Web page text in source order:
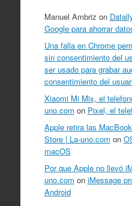
Manuel Ambriz on
Google para ahorrar
Una falla en Chrome
sin consentimiento del
ser usado para grabar
consentimiento del
Xiaomi Mi Mix, el
uno.com on Pixel, el
Apple retira las
Store | La-uno.com on
macOS
Por que Apple no llevó
uno.com on iMessage
Android